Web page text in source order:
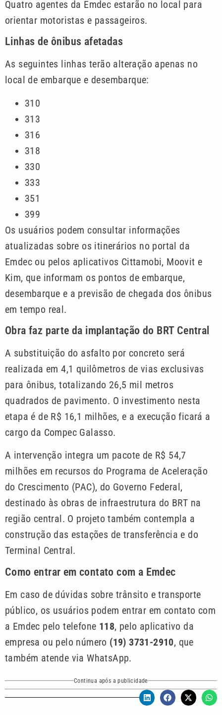
Quatro agentes da Emdec estarão no local para
orientar motoristas e passageiros.
Linhas de ônibus afetadas
As seguintes linhas terão alteração apenas no
local de embarque e desembarque:
310
313
316
318
330
333
351
399
Os usuários podem consultar informações
atualizadas sobre os itinerários no portal da
Emdec ou pelos aplicativos Cittamobi, Moovit e
Kim, que informam os pontos de embarque,
desembarque e a previsão de chegada dos ônibus
em tempo real.
Obra faz parte da implantação do BRT Central
A substituição do asfalto por concreto será
realizada em 4,1 quilômetros de vias exclusivas
para ônibus, totalizando 26,5 mil metros
quadrados de pavimento. O investimento nesta
etapa é de R$ 16,1 milhões, e a execução ficará a
cargo da Compec Galasso.
A intervenção integra um pacote de R$ 54,7
milhões em recursos do Programa de Aceleração
do Crescimento (PAC), do Governo Federal,
destinado às obras de infraestrutura do BRT na
região central. O projeto também contempla a
construção das estações de transferência e do
Terminal Central.
Como entrar em contato com a Emdec
Em caso de dúvidas sobre trânsito e transporte
público, os usuários podem entrar em contato com
a Emdec pelo telefone 118, pelo aplicativo da
empresa ou pelo número (19) 3731-2910, que
também atende via WhatsApp.
Continua após a publicidade